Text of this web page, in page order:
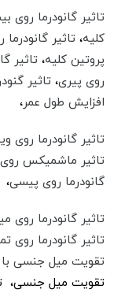
تاثیر گانودرما روی
کلیه، تاثیر
پروتین کلیه، تاثیر
روی پیری، تاثیر
افزایش طول عمر،
تاثیر گانودرما روی
تاثیر ماشمیکس روی
گانودرما روی پیسی،
تاثیر گانودرما روی
تاثیر گانودرما روی
تقویت میل جنسی با
تقویت میل جنسی،